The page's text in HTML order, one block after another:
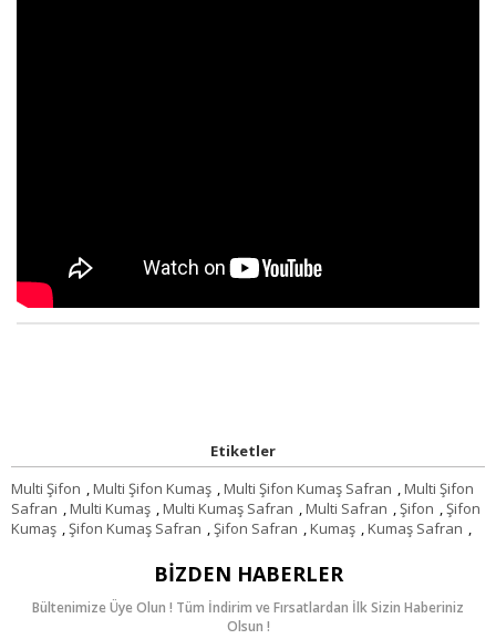
Etiketler
Multi Şifon ,Multi Şifon Kumaş ,Multi Şifon Kumaş Safran ,Multi Şifon
Safran ,Multi Kumaş ,Multi Kumaş Safran ,Multi Safran ,Şifon ,Şifon
Kumaş ,Şifon Kumaş Safran ,Şifon Safran ,Kumaş ,Kumaş Safran ,
BIZDEN HABERLER
Bültenimize Üye Olun ! Tüm İndirim ve Fırsatlardan İlk Sizin Haberiniz
Olsun !